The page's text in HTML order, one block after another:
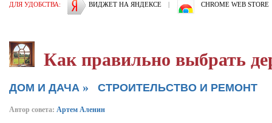
ДЛЯ УДОБСТВА: ВИДЖЕТ НА ЯНДЕКСЕ | CHROME WEB STORE
Как правильно выбрать
ДОМ И ДАЧА » СТРОИТЕЛЬСТВО И РЕМОНТ
Автор совета: Артем Аленин